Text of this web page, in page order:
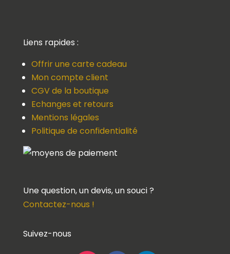
Liens rapides :
Offrir une carte cadeau
Mon compte client
CGV de la boutique
Echanges et retours
Mentions légales
Politique de confidentialité
Une question, un devis, un souci ?
Contactez-nous !
Suivez-nous